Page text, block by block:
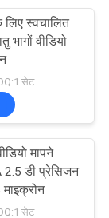
लिए स्वचालित
भागों वीडियो
सेट
मापने
2.5 डी प्रेसिजन
सेट